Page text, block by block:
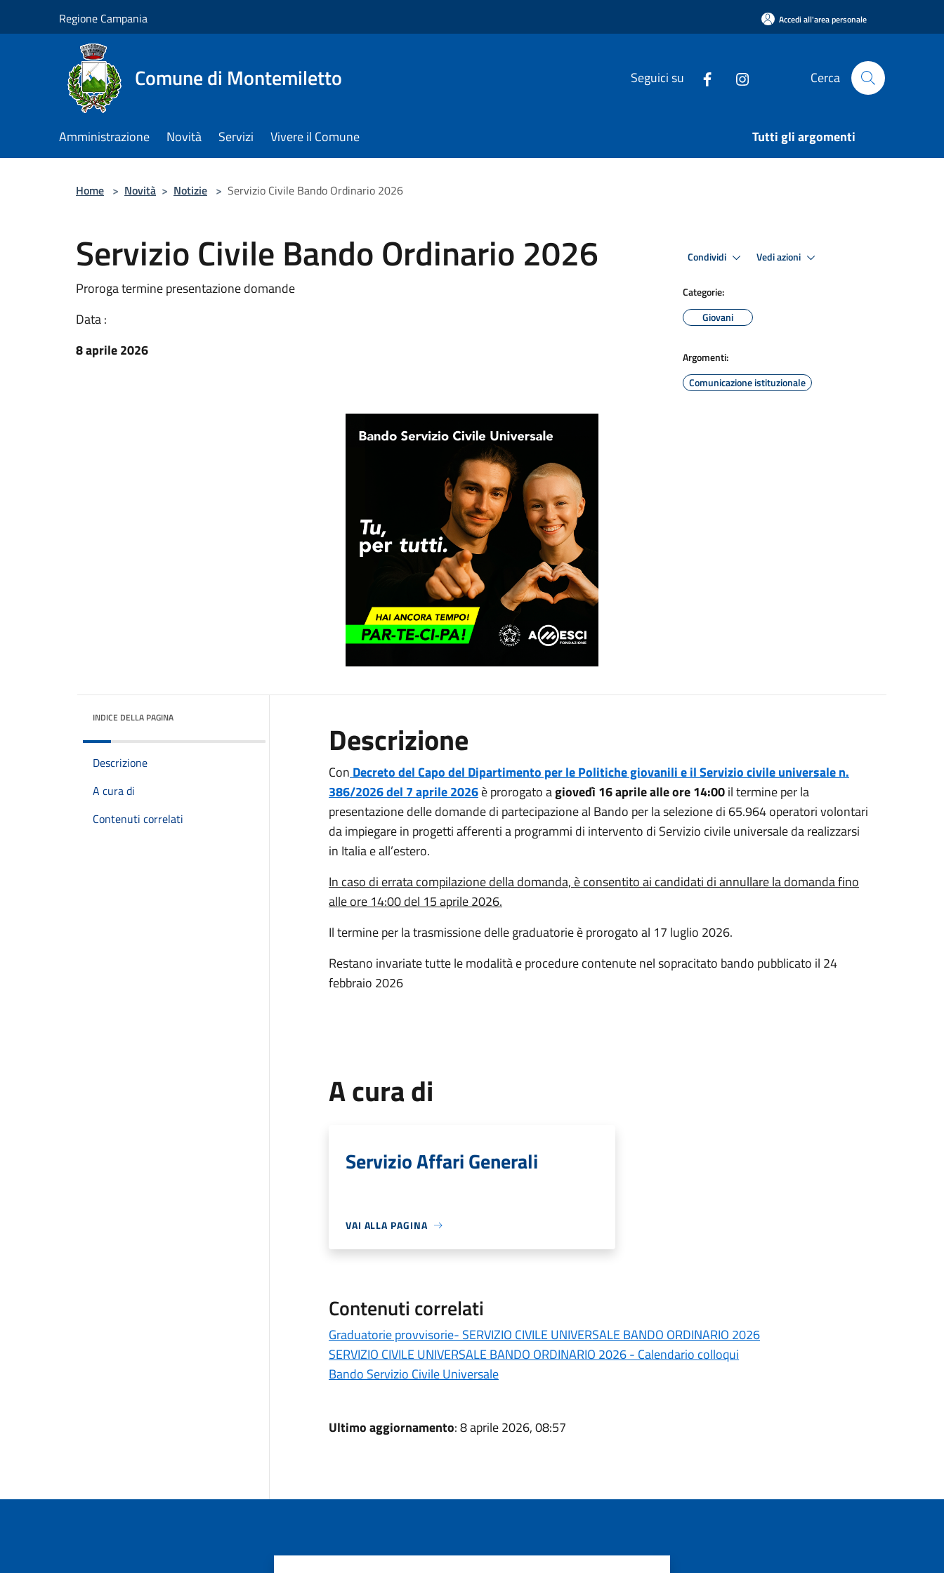
Regione Campania Accedi all'area personale
Comune di Montemiletto Seguici su Cerca
Amministrazione Novità Servizi Vivere il Comune Tutti gli argomenti
Home > Novità > Notizie > Servizio Civile Bando Ordinario 2026
Servizio Civile Bando Ordinario 2026
Proroga termine presentazione domande
Data :
8 aprile 2026
Condividi Vedi azioni
Categorie:
Giovani
Argomenti:
Comunicazione istituzionale
INDICE DELLA PAGINA
Descrizione
A cura di
Contenuti correlati
Descrizione
Con Decreto del Capo del Dipartimento per le Politiche giovanili e il Servizio civile universale n.
386/2026 del 7 aprile 2026è prorogato agiovedì 16 aprile alle ore 14:00il termine per la
presentazione delle domande di partecipazione al Bando per la selezione di 65.964 operatori volontari
da impiegare in progetti afferenti a programmi di intervento di Servizio civile universale da realizzarsi
in Italia e all’estero.
In caso di errata compilazione della domanda, è consentito ai candidati di annullare la domanda fino
alle ore 14:00 del 15 aprile 2026.
Il termine per la trasmissione delle graduatorie è prorogato al 17 luglio 2026.
Restano invariate tutte le modalità e procedure contenute nel sopracitato bando pubblicato il 24
febbraio 2026
A cura di
Servizio Affari Generali
VAI ALLA PAGINA
Contenuti correlati
Graduatorie provvisorie- SERVIZIO CIVILE UNIVERSALE BANDO ORDINARIO 2026
SERVIZIO CIVILE UNIVERSALE BANDO ORDINARIO 2026 - Calendario colloqui
Bando Servizio Civile Universale
Ultimo aggiornamento: 8 aprile 2026, 08:57